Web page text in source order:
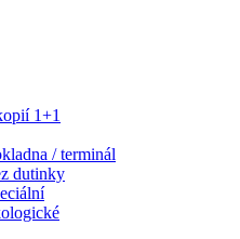
1+1
/ terminál
dutinky